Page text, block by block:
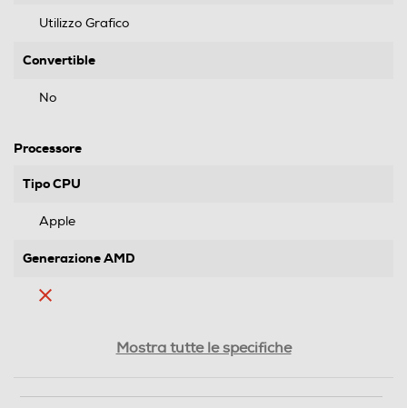
Utilizzo Grafico
Convertible
No
Processore
Tipo CPU
Apple
Generazione AMD
Mostra tutte le specifiche